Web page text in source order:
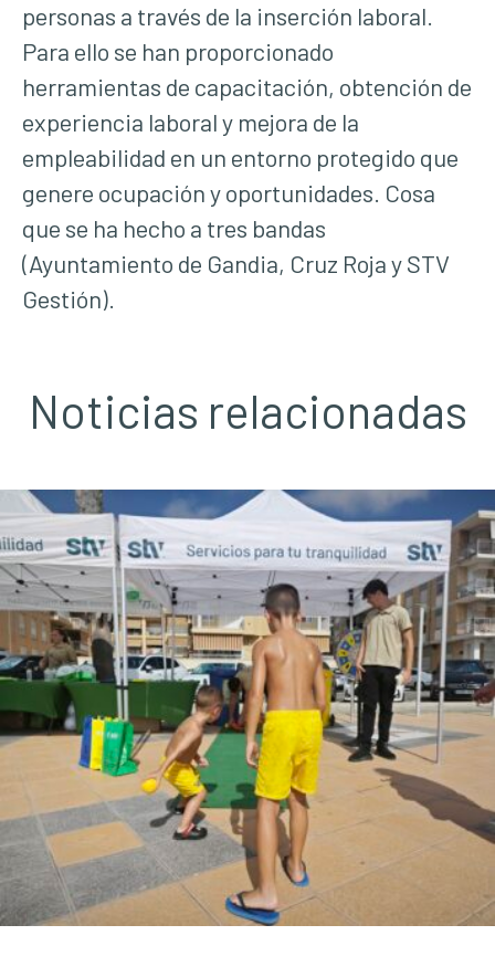
personas a través de la inserción laboral.
Para ello se han proporcionado
herramientas de capacitación, obtención de
experiencia laboral y mejora de la
empleabilidad en un entorno protegido que
genere ocupación y oportunidades. Cosa
que se ha hecho a tres bandas
(Ayuntamiento de Gandia, Cruz Roja y STV
Gestión).
Noticias relacionadas